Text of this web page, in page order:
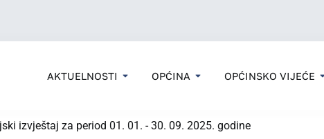
AKTUELNOSTI OPĆINA OPĆINSKO VIJEĆE
izvještaj za period 01. 01. - 30. 09. 2025. godine